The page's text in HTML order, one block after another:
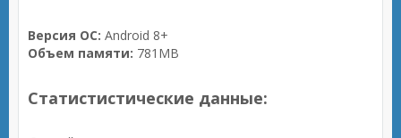
Версия ОС: Android 8+
Объем памяти: 781MB
Статистистические данные: